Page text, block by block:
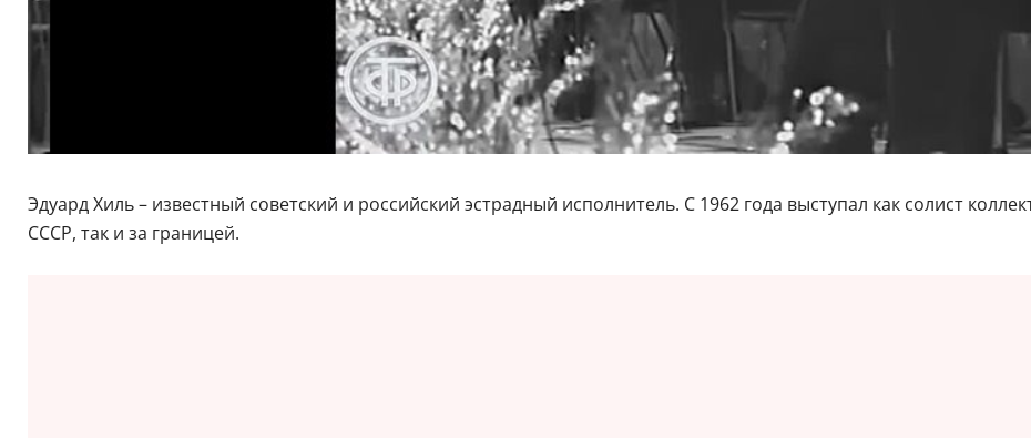
Эдуард Хиль – известный советский и российский эстрадный исполнитель. С 1962 года выступал как солист
СССР, так и за границей.